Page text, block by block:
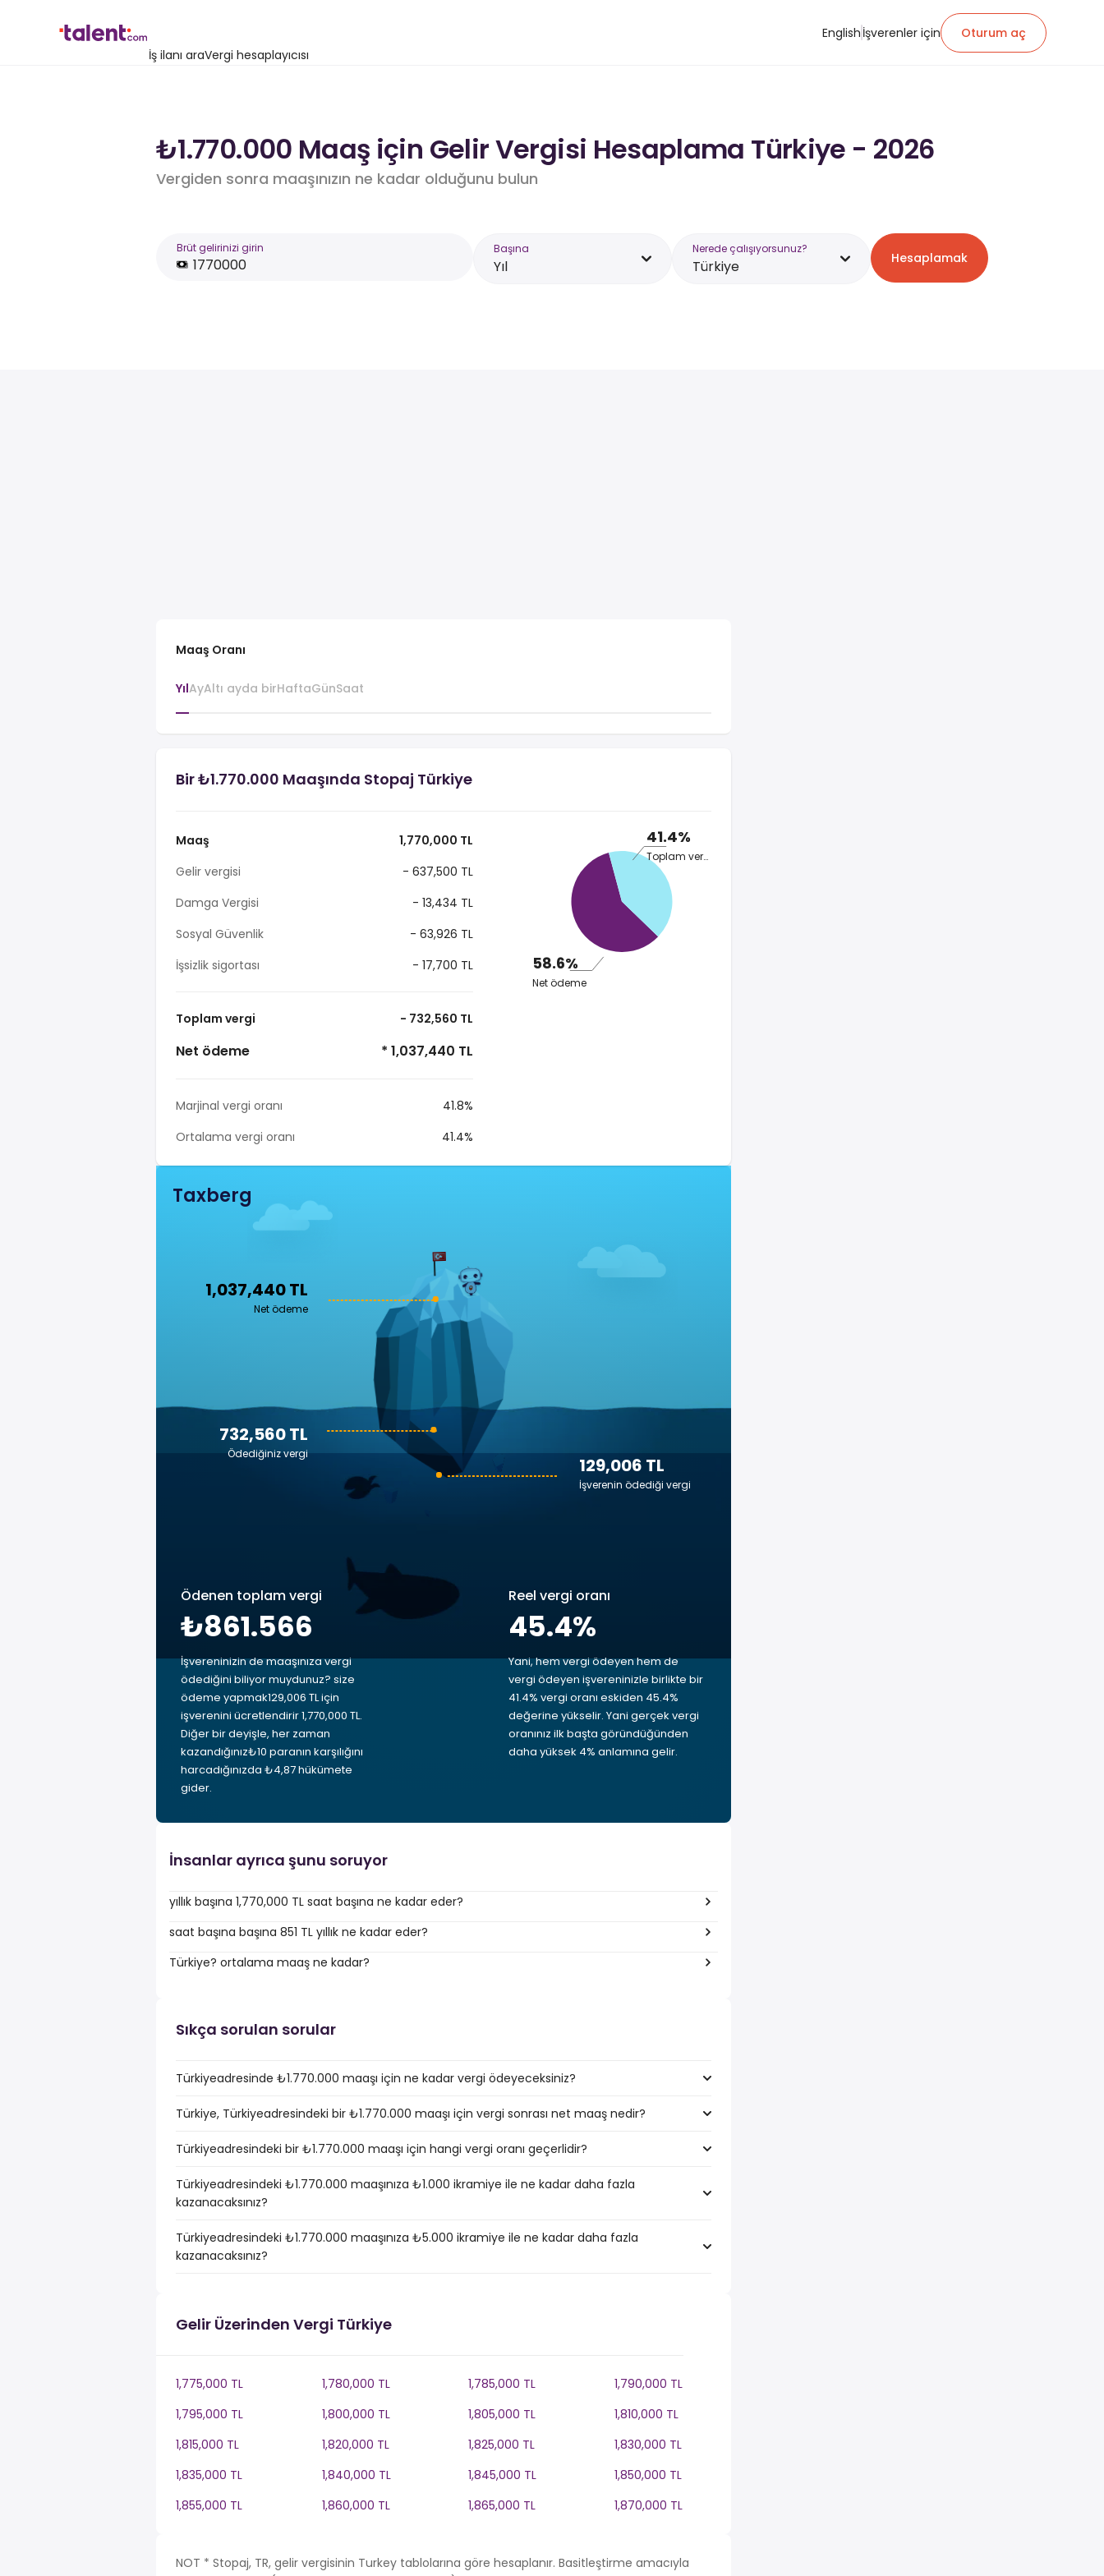
İş ilanı araVergi hesaplayıcısı
English İşverenler için Oturum aç
₺1.770.000 Maaş için Gelir Vergisi Hesaplama Türkiye - 2026
Vergiden sonra maaşınızın ne kadar olduğunu bulun
Brüt gelirinizi girin Başına
Yıl
Nerede çalışıyorsunuz?
Türkiye Hesaplamak
Maaş Oranı
YılAyAltı ayda birHaftaGünSaat
Bir ₺1.770.000 Maaşında Stopaj Türkiye
Maaş
1,770,000 TL
Gelir vergisi
- 637,500 TL
Damga Vergisi
- 13,434 TL
Sosyal Güvenlik
- 63,926 TL
İşsizlik sigortası
- 17,700 TL
Toplam vergi - 732,560 TL
Net ödeme * 1,037,440 TL
Marjinal vergi oranı
41.8%
Ortalama vergi oranı
41.4%
41.4%
Toplam vergi
58.6%
Net ödeme
Taxberg
1,037,440 TL
Net ödeme
129,006 TL
İşverenin ödediği vergi
732,560 TL
Ödediğiniz vergi
Ödenen toplam vergi
₺861.566
İşvereninizin de maaşınıza vergi
ödediğini biliyor muydunuz? size
ödeme yapmak129,006 TL için
işverenini ücretlendirir 1,770,000 TL.
Diğer bir deyişle, her zaman
kazandığınız₺10 paranın karşılığını
harcadığınızda ₺4,87 hükümete
gider.
Reel vergi oranı
45.4%
Yani, hem vergi ödeyen hem de
vergi ödeyen işvereninizle birlikte bir
41.4% vergi oranı eskiden 45.4%
değerine yükselir. Yani gerçek vergi
oranınız ilk başta göründüğünden
daha yüksek 4% anlamına gelir.
İnsanlar ayrıca şunu soruyor
yıllık başına 1,770,000 TL saat başına ne kadar eder?
saat başına başına 851 TL yıllık ne kadar eder?
Türkiye? ortalama maaş ne kadar?
Sıkça sorulan sorular
Türkiyeadresinde ₺1.770.000 maaşı için ne kadar vergi ödeyeceksiniz?
Türkiye, Türkiyeadresindeki bir ₺1.770.000 maaşı için vergi sonrası net maaş nedir?
Türkiyeadresindeki bir ₺1.770.000 maaşı için hangi vergi oranı geçerlidir?
Türkiyeadresindeki ₺1.770.000 maaşınıza ₺1.000 ikramiye ile ne kadar daha fazla
kazanacaksınız?
Türkiyeadresindeki ₺1.770.000 maaşınıza ₺5.000 ikramiye ile ne kadar daha fazla
kazanacaksınız?
Gelir Üzerinden Vergi Türkiye
1,775,000 TL 1,780,000 TL 1,785,000 TL
1,790,000 TL
1,795,000 TL
1,800,000 TL 1,805,000 TL
1,810,000 TL
1,815,000 TL
1,820,000 TL 1,825,000 TL
1,830,000 TL
1,835,000 TL
1,840,000 TL 1,845,000 TL
1,850,000 TL
1,855,000 TL
1,860,000 TL 1,865,000 TL 1,870,000 TL
NOT * Stopaj, TR, gelir vergisinin Turkey tablolarına göre hesaplanır. Basitleştirme amacıyla